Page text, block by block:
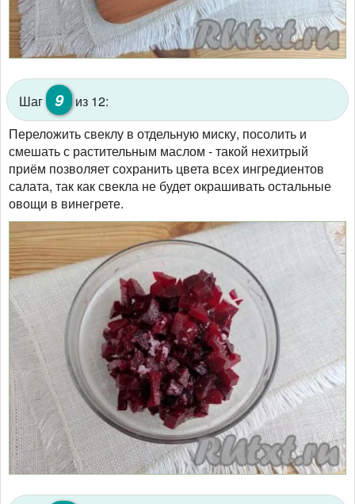
Шаг 9
из 12:
Переложить свеклу в отдельную миску, посолить и
смешать с растительным маслом - такой нехитрый
приём позволяет сохранить цвета всех ингредиентов
салата, так как свекла не будет окрашивать остальные
овощи в винегрете.